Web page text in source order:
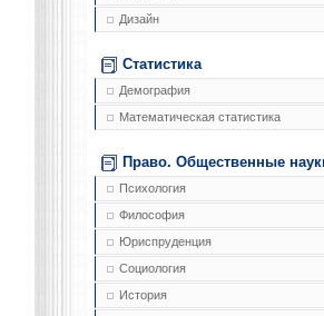
Дизайн
Статистика
Демография
Математическая статистика
Право. Общественные
Психология
Философия
Юриспруденция
Социология
История